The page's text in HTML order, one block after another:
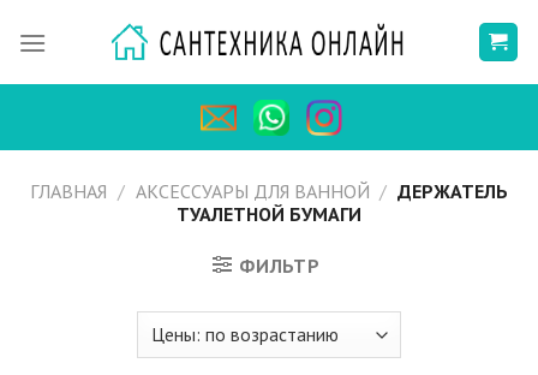
ГЛАВНАЯ / АКСЕССУАРЫ ДЛЯ ВАННОЙ / ДЕРЖАТЕЛЬ
ТУАЛЕТНОЙ БУМАГИ
ФИЛЬТР